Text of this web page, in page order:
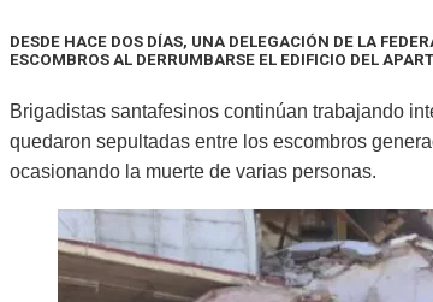
DESDE HACE DOS DÍAS, UNA DELEGACIÓN DE LA
ESCOMBROS AL DERRUMBARSE EL EDIFICIO DEL APART
Brigadistas santafesinos continúan trabajando
quedaron sepultadas entre los escombros
ocasionando la muerte de varias personas.